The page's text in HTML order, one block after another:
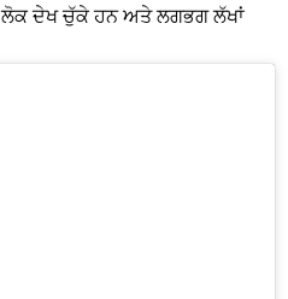
ਦੇਖ ਚੁੱਕੇ ਹਨ ਅਤੇ ਲਗਭਗ ਲੱਖਾਂ